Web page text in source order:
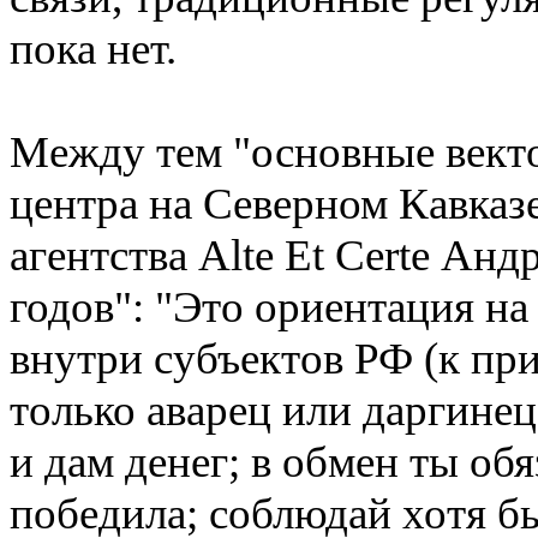
пока нет.
Между тем "основные
центра на Северном
агентства Alte Et Certe
годов": "Это ориентация
внутри субъектов РФ (к
только аварец или
и дам денег; в обмен ты
победила; соблюдай хотя